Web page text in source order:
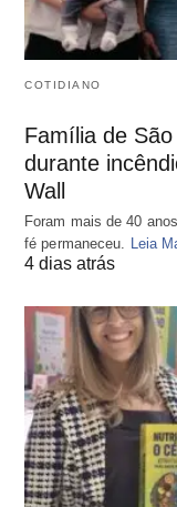
COTIDIANO
Família de
durante
Wall
Foram mais de 40
fé permaneceu. Leia
4 dias atrás